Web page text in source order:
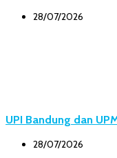
28/07/2026
UPI Bandung dan
28/07/2026